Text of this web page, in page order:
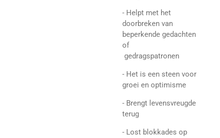
- Helpt met het
doorbreken van
beperkende gedachten
of
gedragspatronen
- Het is een steen voor
groei en optimisme
- Brengt levensvreugde
terug
- Lost blokkades op